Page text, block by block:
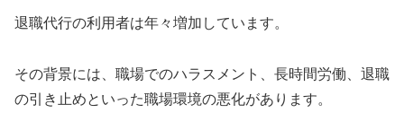
退職代行の利用者は年々増加しています。
その背景には、職場でのハラスメント、長時間労働、退職
の引き止めといった職場環境の悪化があります。